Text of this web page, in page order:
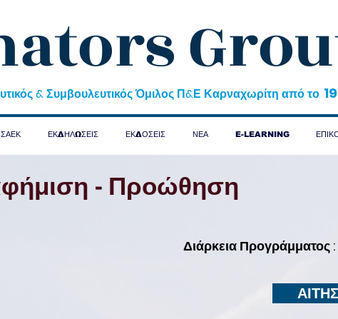
& Συμβουλευτικός Όμιλος Π&Ε Καρναχωρίτη από το
ΣΑΕΚ ΕΚΔΗΛΩΣΕΙΣ ΕΚΔΟΣΕΙΣ ΝΕΑ E-LEARNING
- Προώθηση
Διάρκεια Προγράμματος :